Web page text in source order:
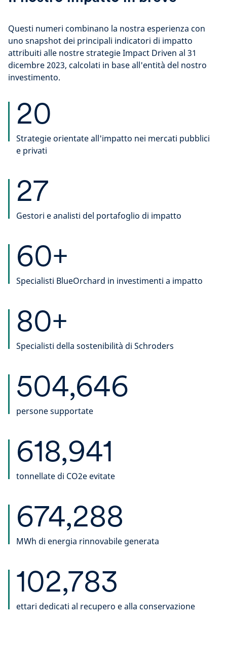
Questi numeri combinano la nostra esperienza con
uno snapshot dei principali indicatori di impatto
attribuiti alle nostre strategie Impact Driven al 31
dicembre 2023, calcolati in base all'entità del nostro
investimento.
20
Strategie orientate all'impatto nei mercati pubblici
e privati
27
Gestori e analisti del portafoglio di impatto
60+
Specialisti BlueOrchard in investimenti a impatto
80+
Specialisti della sostenibilità di Schroders
504,646
persone supportate
618,941
tonnellate di CO2e evitate
674,288
MWh di energia rinnovabile generata
102,783
ettari dedicati al recupero e alla conservazione